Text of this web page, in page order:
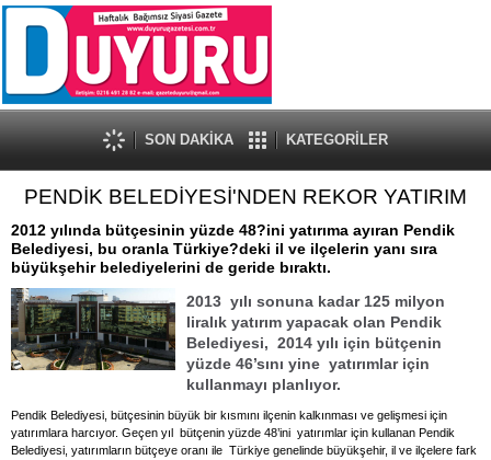
SON DAKİKA KATEGORİLER
PENDİK BELEDİYESİ'NDEN REKOR YATIRIM
2012 yılında bütçesinin yüzde 48?ini yatırıma ayıran Pendik
Belediyesi, bu oranla Türkiye?deki il ve ilçelerin yanı sıra
büyükşehir belediyelerini de geride bıraktı.
2013 yılı sonuna kadar 125 milyon
liralık yatırım yapacak olan Pendik
Belediyesi, 2014 yılı için bütçenin
yüzde 46’sını yine yatırımlar için
kullanmayı planlıyor.
Pendik Belediyesi, bütçesinin büyük bir kısmını ilçenin kalkınması ve gelişmesi için
yatırımlara harcıyor. Geçen yıl bütçenin yüzde 48’ini yatırımlar için kullanan Pendik
Belediyesi, yatırımların bütçeye oranı ile Türkiye genelinde büyükşehir, il ve ilçelere fark